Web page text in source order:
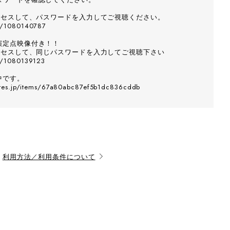
スして、パスワードを入力してご視聴ください。
点映像付き！！
スして、同じパスワードを入力してご視聴下さい
す。
items/67a80abc87ef5b1dc836cddb
利用方法／利用条件について